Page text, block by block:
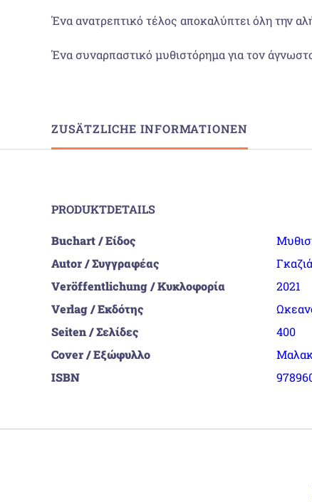
Ένα ανατρεπτικό τέλος αποκαλύπτει όλη την
Ένα συναρπαστικό μυθιστόρημα για τον
ZUSÄTZLICHE INFORMATIONEN
PRODUKTDETAILS
Buchart / Είδος
Autor / Συγγραφέας
Veröffentlichung / Κυκλοφορία
2021
Verlag / Εκδότης
Seiten / Σελίδες
400
Cover / Εξώφυλλο
ISBN